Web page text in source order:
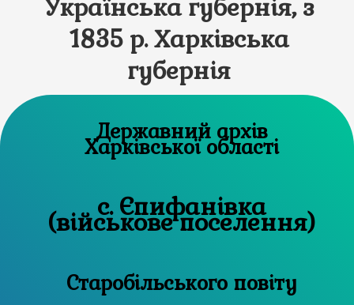
Українська губернія, з
1835 р. Харківська
губернія
Державний архів
Харківської області
с. Єпифанівка
(військове поселення)
Старобільського повіту